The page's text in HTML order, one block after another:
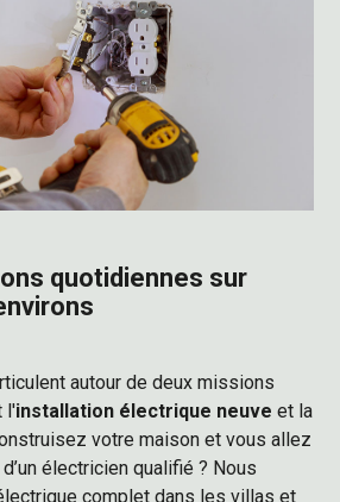
quotidiennes sur
autour de deux missions
l'installation électrique neuve et la
votre maison et vous allez
électricien qualifié ? Nous
complet dans les villas et